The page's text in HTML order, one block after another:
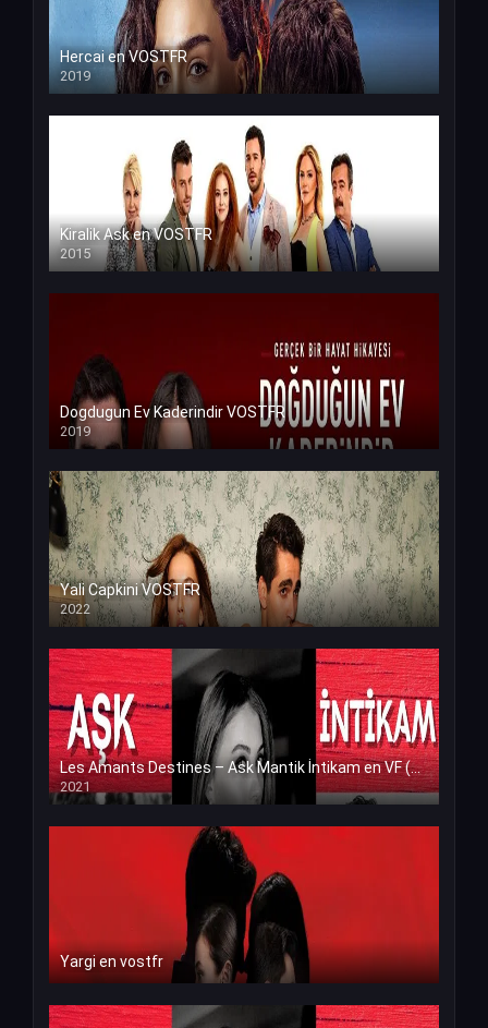
Hercai en VOSTFR
2019
Kiralik Ask en VOSTFR
2015
Dogdugun Ev Kaderindir VOSTFR
2019
Yali Capkini VOSTFR
2022
Les Amants Destines – Ask Mantik İntikam en VF (Voix Francaise)
2021
Yargi en vostfr